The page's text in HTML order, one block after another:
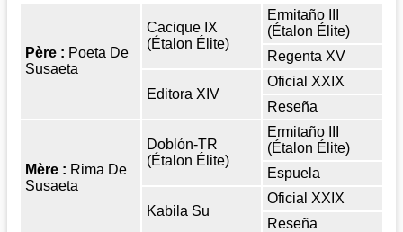
Père : Poeta De
Susaeta
Cacique IX
(étalon Élite)
Ermitaño III
(étalon Élite)
Regenta XV
Editora XIV
Oficial XXIX
Reseña
Mère : Rima De
Susaeta
Doblón-TR
(étalon Élite)
Ermitaño III
(étalon Élite)
Espuela
Kabila Su
Oficial XXIX
Reseña